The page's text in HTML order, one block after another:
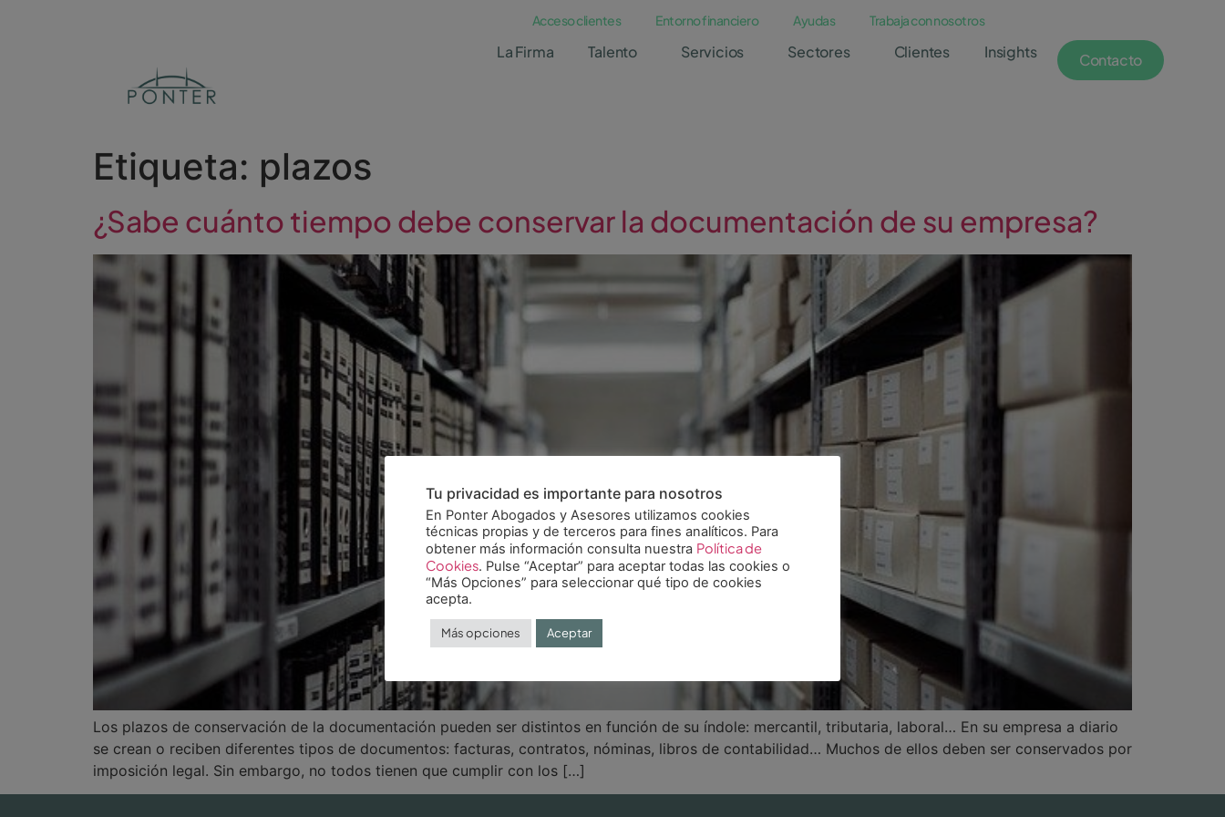
Acceso clientes Entorno financiero Ayudas Trabaja con nosotros
Contacto
La Firma Talento Servicios Sectores Clientes Insights
Etiqueta: plazos
¿Sabe cuánto tiempo debe conservar la documentación de su empresa?
Los plazos de conservación de la documentación pueden ser distintos en función de su índole: mercantil, tributaria, laboral… En su empresa a diario
se crean o reciben diferentes tipos de documentos: facturas, contratos, nóminas, libros de contabilidad… Muchos de ellos deben ser conservados por
imposición legal. Sin embargo, no todos tienen que cumplir con los […]
Tu privacidad es importante para nosotros
En Ponter Abogados y Asesores utilizamos cookies
técnicas propias y de terceros para fines analíticos. Para
obtener más información consulta nuestra Política de
Cookies. Pulse “Aceptar” para aceptar todas las cookies o
“Más Opciones” para seleccionar qué tipo de cookies
acepta.
Más opciones Aceptar